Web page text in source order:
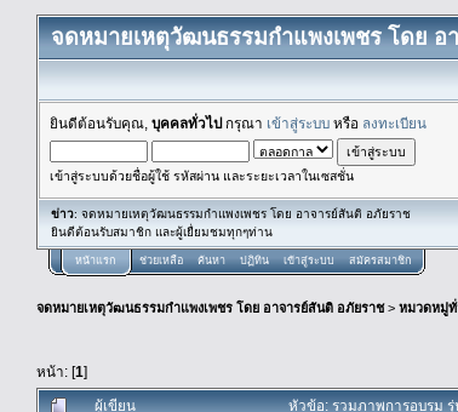
จดหมายเหตุวัฒนธรรมกำแพงเพชร โดย อ
ยินดีต้อนรับคุณ, บุคคลทั่วไปกรุณา เข้าสู่ระบบ หรือ ลงทะเบียน
เข้าสู่ระบบด้วยชื่อผู้ใช้ รหัสผ่าน และระยะเวลาในเซสชั่น
ข่าว: จดหมายเหตุวัฒนธรรมกำแพงเพชร โดย อาจารย์สันติ อภัยราช
ยินดีต้อนรับสมาชิก และผู้เยื่ยมชมทุกๆท่าน
หน้าแรก ช่วยเหลือ ค้นหา ปฏิทิน เข้าสู่ระบบ สมัครสมาชิก
จดหมายเหตุวัฒนธรรมกำแพงเพชร โดย อาจารย์สันติ อภัยราช> หมวดหมู่ทั่
หน้า: [1]
ผู้เขียน หัวข้อ: รวมภาพการอบรม